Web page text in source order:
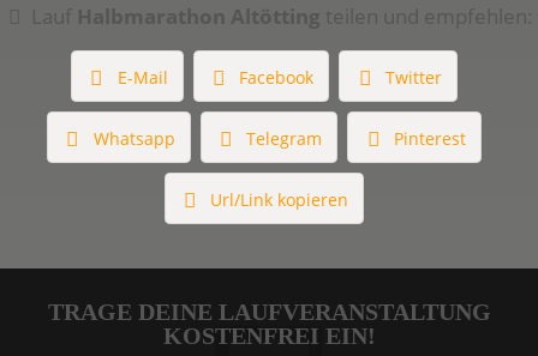
Lauf Halbmarathon Altötting teilen und empfehlen:
E-Mail Facebook Twitter
Whatsapp Telegram Pinterest
Url/Link kopieren
TRAGE DEINE LAUFVERANSTALTUNG
KOSTENFREI EIN!